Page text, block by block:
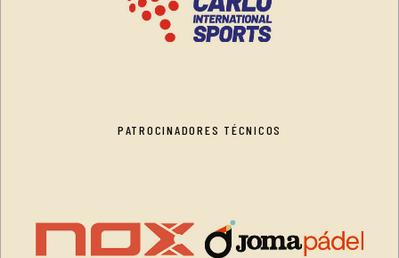
PATROCINADORES TÉCNICOS